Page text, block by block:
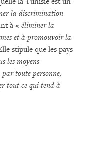
la discrimination
à « éliminer la
et à promouvoir la
stipule que les pays
les moyens
toute personne,
tout ce qui tend à